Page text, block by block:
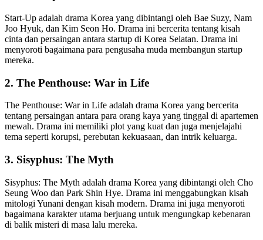
Start-Up adalah drama Korea yang dibintangi oleh Bae Suzy, Nam
Joo Hyuk, dan Kim Seon Ho. Drama ini bercerita tentang kisah
cinta dan persaingan antara startup di Korea Selatan. Drama ini
menyoroti bagaimana para pengusaha muda membangun startup
mereka.
2. The Penthouse: War in Life
The Penthouse: War in Life adalah drama Korea yang bercerita
tentang persaingan antara para orang kaya yang tinggal di apartemen
mewah. Drama ini memiliki plot yang kuat dan juga menjelajahi
tema seperti korupsi, perebutan kekuasaan, dan intrik keluarga.
3. Sisyphus: The Myth
Sisyphus: The Myth adalah drama Korea yang dibintangi oleh Cho
Seung Woo dan Park Shin Hye. Drama ini menggabungkan kisah
mitologi Yunani dengan kisah modern. Drama ini juga menyoroti
bagaimana karakter utama berjuang untuk mengungkap kebenaran
di balik misteri di masa lalu mereka.